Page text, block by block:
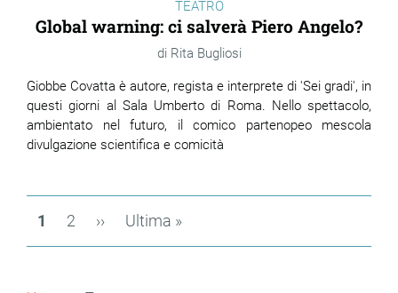
TEATRO
Global warning: ci salverà Piero Angelo?
Rita Bugliosi
Giobbe Covatta è autore, regista e interprete di 'Sei gradi', in
questi giorni al Sala Umberto di Roma. Nello spettacolo,
ambientato nel futuro, il comico partenopeo mescola
divulgazione scientifica e comicità
Paginazione
Pagina
1 Page
2
Pagina
››
Ultima
Ultima »